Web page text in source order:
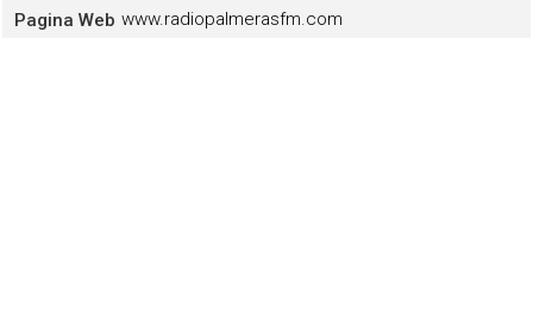
Pagina Web www.radiopalmerasfm.com